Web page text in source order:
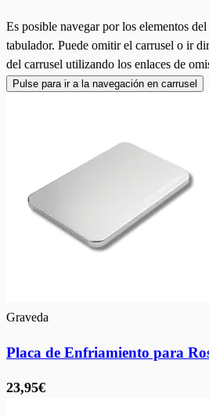
Es posible navegar por los elementos
tabulador. Puede omitir el carrusel o ir
del carrusel utilizando los enlaces de
Pulse para ir a la navegación en carrusel
Graveda
Placa de Enfriamiento para
23,95€